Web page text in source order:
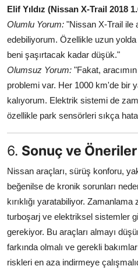
Elif Yıldız (Nissan X-Trail 2018
Olumlu Yorum: "Nissan X-Trail ile
edebiliyorum. Özellikle uzun
beni şaşırtacak kadar düşük."
Olumsuz Yorum: "Fakat,
problemi var. Her 1000 km'de bir
kalıyorum. Elektrik sistemi de
özellikle park sensörleri sıkça
6. Sonuç ve Öneriler
Nissan araçları, sürüş konforu,
beğenilse de kronik sorunları
kırıklığı yaratabiliyor.
turboşarj ve elektriksel sistemler
gerekiyor. Bu araçları almayı
farkında olmalı ve gerekli
riskleri en aza indirmeye